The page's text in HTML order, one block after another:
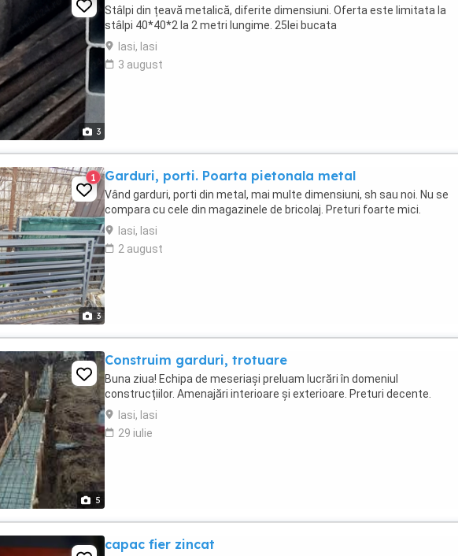
3
Stâlpi din țeavă metalică, diferite dimensiuni. Oferta este limitata la
stâlpi 40*40*2 la 2 metri lungime. 25lei bucata
Iasi, Iasi
3 august
3
1 Garduri, porti. Poarta pietonala metal
Vând garduri, porti din metal, mai multe dimensiuni, sh sau noi. Nu se
compara cu cele din magazinele de bricolaj. Preturi foarte mici.
Iasi, Iasi
2 august
5
Construim garduri, trotuare
Buna ziua! Echipa de meseriași preluam lucrări în domeniul
construcțiilor. Amenajări interioare și exterioare. Preturi decente.
Iasi, Iasi
29 iulie
capac fier zincat